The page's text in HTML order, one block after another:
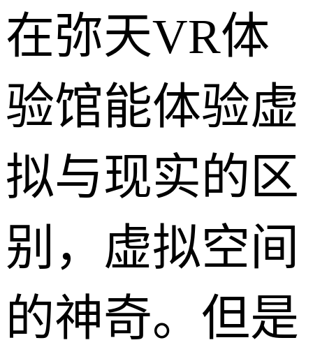
在弥天VR体
验馆能体验虚
拟与现实的区
别，虚拟空间
的神奇。但是